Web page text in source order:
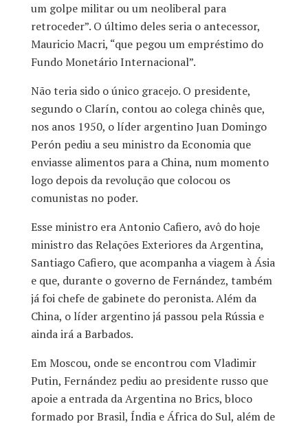
um golpe militar ou um neoliberal para
retroceder”. O último deles seria o antecessor,
Mauricio Macri, “que pegou um empréstimo do
Fundo Monetário Internacional”.
Não teria sido o único gracejo. O presidente,
segundo o Clarín, contou ao colega chinês que,
nos anos 1950, o líder argentino Juan Domingo
Perón pediu a seu ministro da Economia que
enviasse alimentos para a China, num momento
logo depois da revolução que colocou os
comunistas no poder.
Esse ministro era Antonio Cafiero, avô do hoje
ministro das Relações Exteriores da Argentina,
Santiago Cafiero, que acompanha a viagem à Ásia
e que, durante o governo de Fernández, também
já foi chefe de gabinete do peronista. Além da
China, o líder argentino já passou pela Rússia e
ainda irá a Barbados.
Em Moscou, onde se encontrou com Vladimir
Putin, Fernández pediu ao presidente russo que
apoie a entrada da Argentina no Brics, bloco
formado por Brasil, Índia e África do Sul, além de